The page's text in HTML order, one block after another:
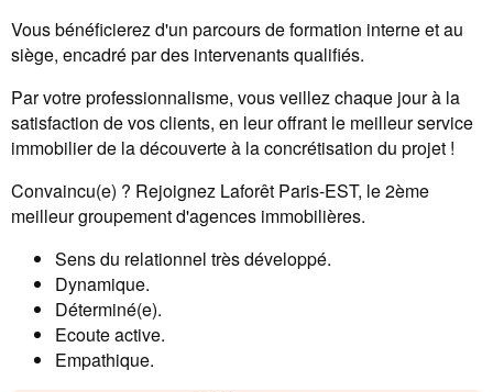
Vous bénéficierez d'un parcours de formation interne et au
siège, encadré par des intervenants qualifiés.
Par votre professionnalisme, vous veillez chaque jour à la
satisfaction de vos clients, en leur offrant le meilleur service
immobilier de la découverte à la concrétisation du projet !
Convaincu(e) ? Rejoignez Laforêt Paris-EST, le 2ème
meilleur groupement d'agences immobilières.
Sens du relationnel très développé.
Dynamique.
Déterminé(e).
Ecoute active.
Empathique.